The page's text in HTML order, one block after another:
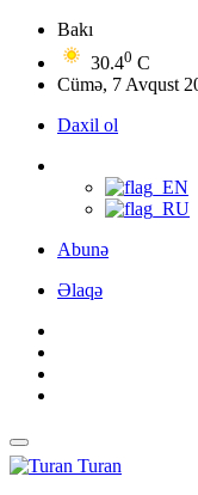
Bakı
30.40 C
Cümə, 7 Avqust
Daxil ol
Abunə
Əlaqə
Turan